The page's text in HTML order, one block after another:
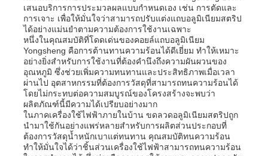
เสนอบริการการประมวลผลแบบกำหนดเอง เช่น การตัดและ
การเจาะ เพื่อให้มั่นใจว่าสามารถปรับแต่งแถบอลูมิเนียมสตริป
ได้อย่างแม่นยำตามความต้องการใช้งานเฉพาะ
หนึ่งในคุณสมบัติที่โดดเด่นของคอยล์แถบอลูมิเนียม
Yongsheng คือการต้านทานความร้อนได้ดีเยี่ยม ทำให้เหมาะ
อย่างยิ่งสำหรับการใช้งานที่ต้องคำนึงถึงความผันผวนของ
อุณหภูมิ ซึ่งช่วยเพิ่มความทนทานและประสิทธิภาพเมื่อเวลา
ผ่านไป อุตสาหกรรมที่ต้องการวัสดุที่สามารถทนความร้อนได้
โดยไม่กระทบต่อความสมบูรณ์ของโครงสร้างจะพบว่า
ผลิตภัณฑ์นี้มีความได้เปรียบอย่างมาก
ในภาคเครื่องใช้ไฟฟ้าภายในบ้าน ขดลวดอลูมิเนียมสตริปถูก
นำมาใช้กันอย่างแพร่หลายสำหรับการผลิตส่วนประกอบที่
ต้องการวัสดุน้ำหนักเบาแต่ทนทาน คุณสมบัติทนความร้อน
ทำให้มั่นใจได้ว่าชิ้นส่วนเครื่องใช้ไฟฟ้าสามารถทนความร้อน